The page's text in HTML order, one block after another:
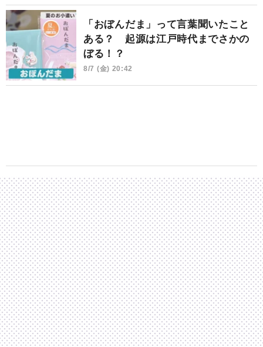
「おぼんだま」って言葉聞いたこと
ある？ 起源は江戸時代までさかの
ぼる！？
8/7 (金) 20:42